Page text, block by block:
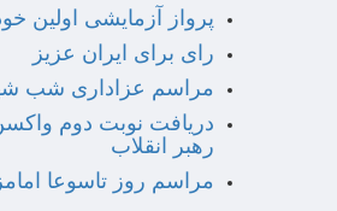
پرواز آزمایشی اولین
رای برای ایران عزیز
مراسم عزاداری شب
دریافت نوبت دوم
رهبر انقلاب
مراسم روز تاسوعا